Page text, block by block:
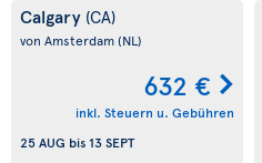
Calgary (CA)
von Amsterdam(NL)
632 €
inkl. Steuern u. Gebühren
25 AUG bis 13 SEPT